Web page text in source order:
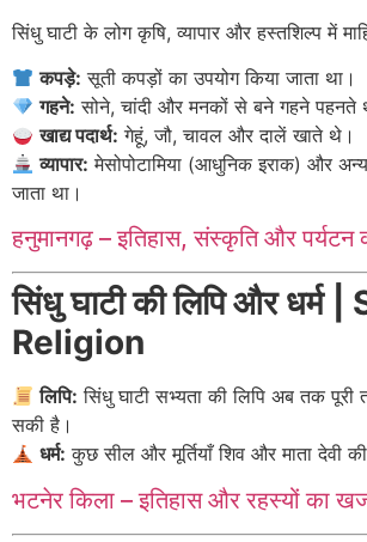
सिंधु घाटी के लोग कृषि, व्यापार और हस्तशिल्प में
कपड़े: सूती कपड़ों का उपयोग किया जाता था।
गहने: सोने, चांदी और मनकों से बने गहने पहनते
खाद्य पदार्थ: गेहूं, जौ, चावल और दालें खाते थे।
व्यापार: मेसोपोटामिया (आधुनिक इराक) और अन्य
जाता था।
हनुमानगढ़ – इतिहास, संस्कृति और पर्यटन
सिंधु घाटी की लिपि और
Religion
लिपि: सिंधु घाटी सभ्यता की लिपि अब तक पूरी
सकी है।
धर्म: कुछ सील और मूर्तियाँ शिव और माता देवी की
भटनेर किला – इतिहास और रहस्यों का